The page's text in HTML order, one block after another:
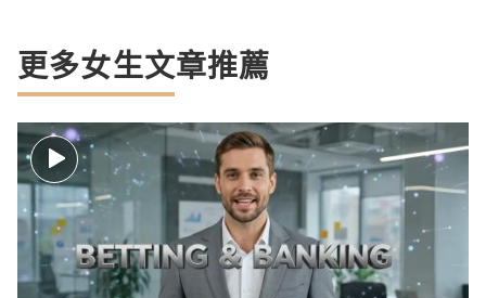
更多女生文章推薦